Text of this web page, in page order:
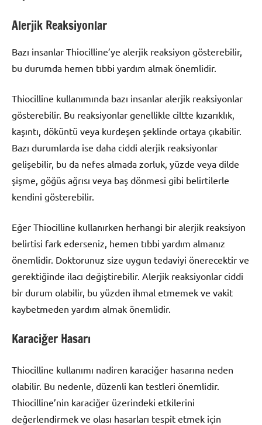
Alerjik Reaksiyonlar
Bazı insanlar Thiocilline’ye alerjik reaksiyon gösterebilir,
bu durumda hemen tıbbi yardım almak önemlidir.
Thiocilline kullanımında bazı insanlar alerjik reaksiyonlar
gösterebilir. Bu reaksiyonlar genellikle ciltte kızarıklık,
kaşıntı, döküntü veya kurdeşen şeklinde ortaya çıkabilir.
Bazı durumlarda ise daha ciddi alerjik reaksiyonlar
gelişebilir, bu da nefes almada zorluk, yüzde veya dilde
şişme, göğüs ağrısı veya baş dönmesi gibi belirtilerle
kendini gösterebilir.
Eğer Thiocilline kullanırken herhangi bir alerjik reaksiyon
belirtisi fark ederseniz, hemen tıbbi yardım almanız
önemlidir. Doktorunuz size uygun tedaviyi önerecektir ve
gerektiğinde ilacı değiştirebilir. Alerjik reaksiyonlar ciddi
bir durum olabilir, bu yüzden ihmal etmemek ve vakit
kaybetmeden yardım almak önemlidir.
Karaciğer Hasarı
Thiocilline kullanımı nadiren karaciğer hasarına neden
olabilir. Bu nedenle, düzenli kan testleri önemlidir.
Thiocilline’nin karaciğer üzerindeki etkilerini
değerlendirmek ve olası hasarları tespit etmek için